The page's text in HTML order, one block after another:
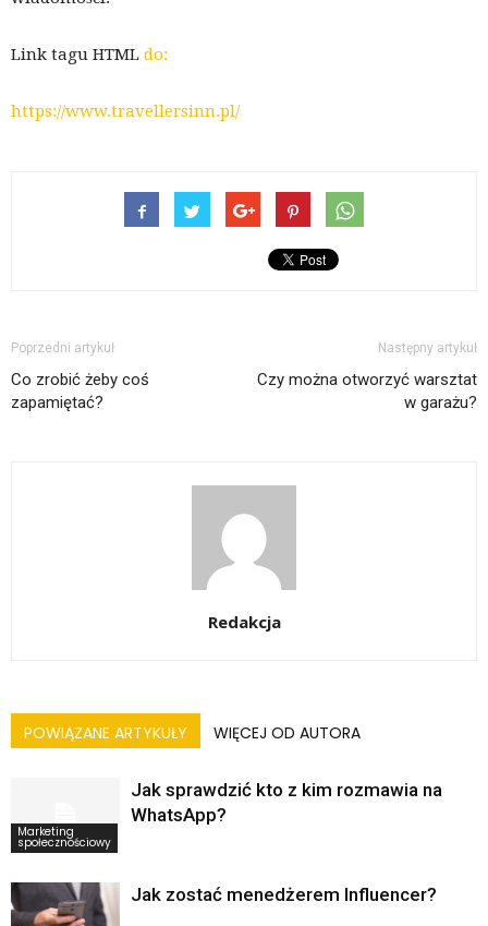
Link tagu HTML do:
https://www.travellersinn.pl/
Poprzedni artykuł
Co zrobić żeby coś
zapamiętać?
Następny artykuł
Czy można otworzyć warsztat
w garażu?
Redakcja
POWIĄZANE ARTYKUŁY WIĘCEJ OD AUTORA
Marketing
społecznościowy
Jak sprawdzić kto z kim rozmawia na
WhatsApp?
Jak zostać menedżerem Influencer?